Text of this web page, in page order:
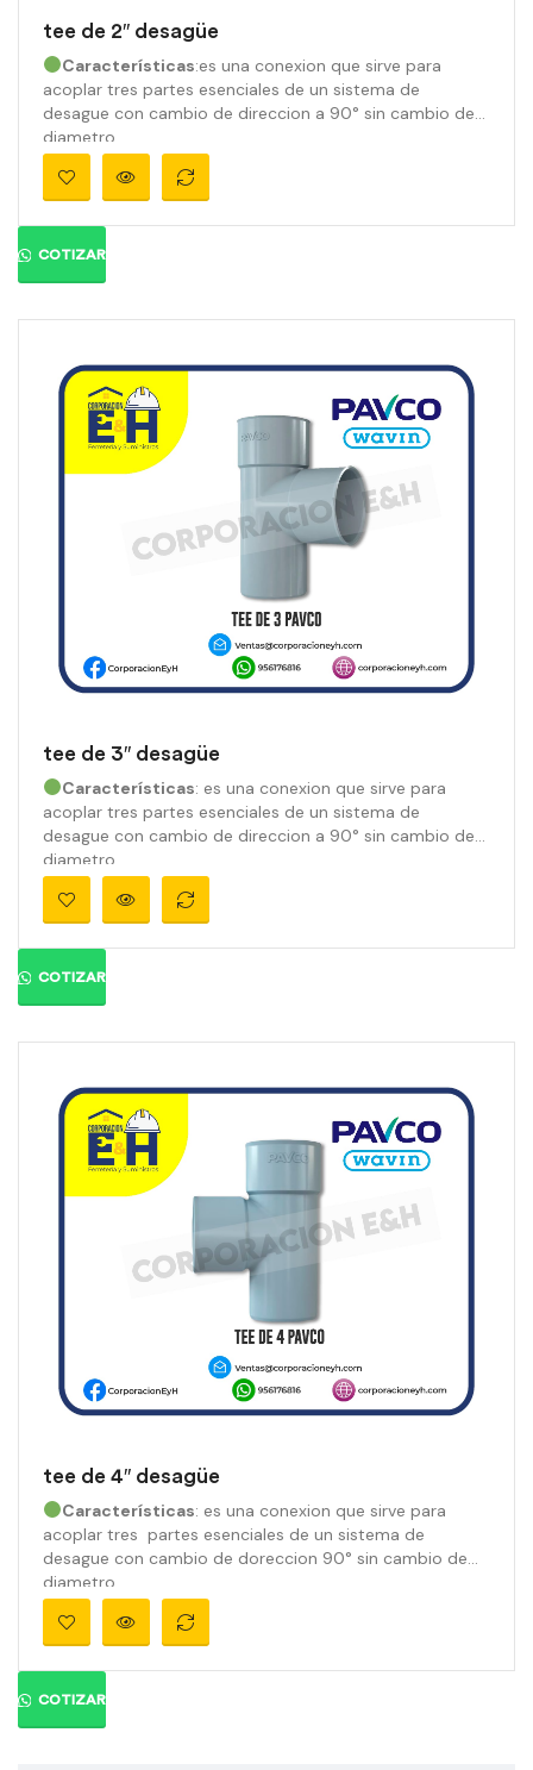
tee de 2″ desagüe
Características:es una conexion que sirve para
acoplar tres partes esenciales de un sistema de
desague con cambio de direccion a 90° sin cambio de
diametro.
Marca:Pavco
Material:
Medidas:2″
Ángulo:
Presión:
Color:
COTIZAR
tee de 3″ desagüe
Características: es una conexion que sirve para
acoplar tres partes esenciales de un sistema de
desague con cambio de direccion a 90° sin cambio de
diametro.
Marca:Pavco
Material:
Medidas:3″
Ángulo:
Presión:
Color:
COTIZAR
tee de 4″ desagüe
Características: es una conexion que sirve para
acoplar tres partes esenciales de un sistema de
desague con cambio de doreccion 90° sin cambio de
diametro.
Marca:Pavco
Material:
Medidas:4″
Ángulo:
Presión:
Color:
COTIZAR